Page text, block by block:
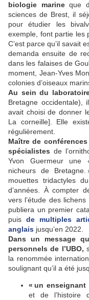
biologie marineque
sciences de Brest, il
pour étudier les
exemple, font partie les
C’est parce qu’il savait
demanda ensuite de
dans les falaises de
moment, Jean-Yves
colonies d’oiseaux
Au sein du
Bretagne
avait choisi de donner
La corneille]. Elle
régulièrement.
Maître de
spécialistes de
Yvon Guermeur une
nicheurs de
mouettes tridactyles
d’années. À compter
vers l’étude des
publiera un premier
puis de multiples
anglais jusqu’en 2022.
Dans un message
personnels de l’UBO,
la renommée
soulignant qu’il a été
« un enseignant
et de l’histoire